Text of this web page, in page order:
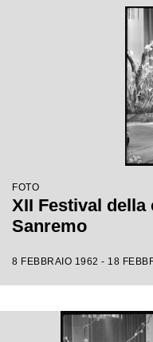
FOTO
XII Festival della
Sanremo
8 FEBBRAIO 1962 - 18